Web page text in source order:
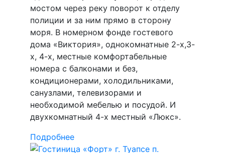
мостом через реку поворот к отделу
полиции и за ним прямо в сторону
моря. В номерном фонде гостевого
дома «Виктория», однокомнатные 2-х,3-
х, 4-х, местные комфортабельные
номера с балконами и без,
кондиционерами, холодильниками,
санузлами, телевизорами и
необходимой мебелью и посудой. И
двухкомнатный 4-х местный «Люкс».
Подробнее